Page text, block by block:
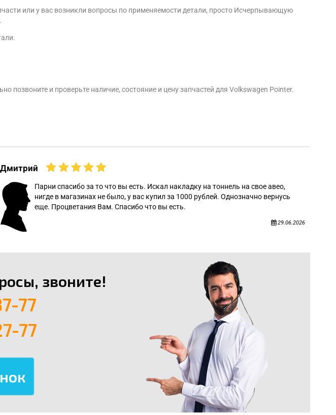
или у вас возникли вопросы по применяемости детали, просто Исчерпывающую
позвоните и проверьте наличие, состояние и цену запчастей для Volkswagen Pointer.
Дмитрий
Парни спасибо за то что вы есть. Искал накладку на тоннель на свое авео,
нигде в магазинах не было, у вас купил за 1000 рублей. Однозначно вернусь
еще. Процветания Вам. Спасибо что вы есть.
29.06.2026
звоните!
77
77